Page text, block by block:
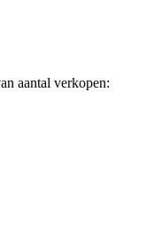
aantal verkopen: